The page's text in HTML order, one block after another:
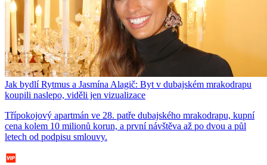
Jak bydlí Rytmus a Jasmína Alagič: Byt v dubajském mrakodrapu
koupili naslepo, viděli jen vizualizace
Třípokojový apartmán ve 28. patře dubajského mrakodrapu, kupní
cena kolem 10 milionů korun, a první návštěva až po dvou a půl
letech od podpisu smlouvy.